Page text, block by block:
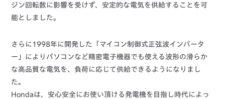
ジン回転数に影響を受けず、安定的な電気を供給することを可
能としました。
さらに1998年に開発した「マイコン制御式正弦波インバータ
ー」によりパソコンなど精密電子機器でも使える波形の滑らか
な高品質な電気を、負荷に応じて供給できるようになりまし
た。
Hondaは、安心安全にお使い頂ける発電機を目指し時代によっ